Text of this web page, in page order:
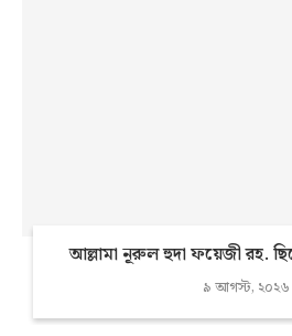
আল্লামা নূরুল হুদা ফয়েজী রহ.
৯ আগস্ট, ২০২৬